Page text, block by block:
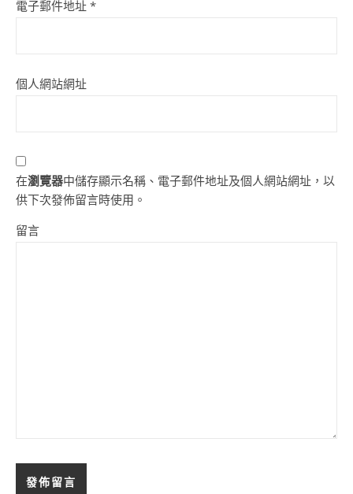
電子郵件地址 *
個人網站網址
在瀏覽器中儲存顯示名稱、電子郵件地址及個人網站網址，以
供下次發佈留言時使用。
留言